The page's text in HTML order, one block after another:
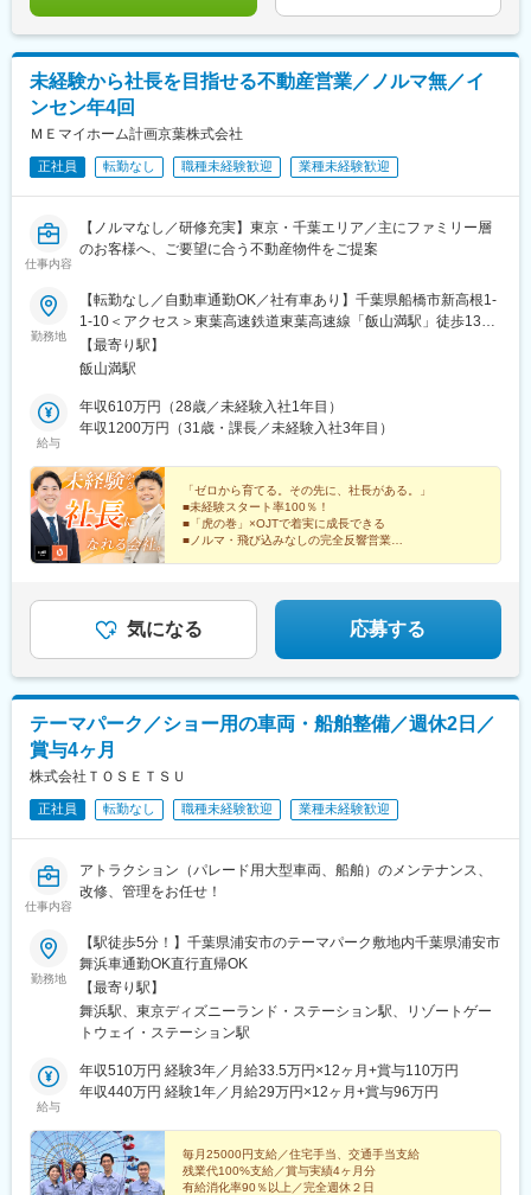
未経験から社長を目指せる不動産営業／ノルマ無／イ
ンセン年4回
ＭＥマイホーム計画京葉株式会社
正社員 転勤なし 職種未経験歓迎 業種未経験歓迎
仕事内容
【ノルマなし／研修充実】東京・千葉エリア／主にファミリー層
のお客様へ、ご要望に合う不動産物件をご提案
勤務地
【転勤なし／自動車通勤OK／社有車あり】千葉県船橋市新高根1-
1-10＜アクセス＞東葉高速鉄道東葉高速線「飯山満駅」徒歩13分
★京成電鉄松戸線「高根木戸駅」、「高根公団駅」からもアクセ
ス可！＜受動喫煙対策あり（屋内禁煙）＞
【最寄り駅】
飯山満駅
給与
年収610万円（28歳／未経験入社1年目）
年収1200万円（31歳・課長／未経験入社3年目）
「ゼロから育てる。その先に、社長がある。」
■未経験スタート率100％！
■「虎の巻」×OJTで着実に成長できる
■ノルマ・飛び込みなしの完全反響営業
気になる 応募する
テーマパーク／ショー用の車両・船舶整備／週休2日／
賞与4ヶ月
株式会社ＴＯＳＥＴＳＵ
正社員 転勤なし 職種未経験歓迎 業種未経験歓迎
仕事内容
アトラクション（パレード用大型車両、船舶）のメンテナンス、
改修、管理をお任せ！
勤務地
【駅徒歩5分！】千葉県浦安市のテーマパーク敷地内千葉県浦安市
舞浜車通勤OK直行直帰OK
【最寄り駅】
舞浜駅、東京ディズニーランド・ステーション駅、リゾートゲー
トウェイ・ステーション駅
給与
年収510万円 経験3年／月給33.5万円×12ヶ月+賞与110万円
年収440万円 経験1年／月給29万円×12ヶ月+賞与96万円
毎月25000円支給／住宅手当、交通手当支給
残業代100%支給／賞与実績4ヶ月分
有給消化率90％以上／完全週休２日